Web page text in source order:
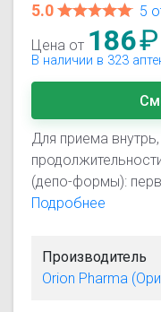
5.0
5
Цена от 186₽
В наличии в 323
Для приема
(депо-формы):
недостаточность
вследствие
ревматические
Подробнее
Производитель
Orion Pharma